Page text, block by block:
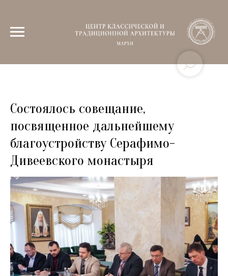
Состоялось совещание,
посвященное дальнейшему
благоустройству Серафимо-
Дивеевского монастыря